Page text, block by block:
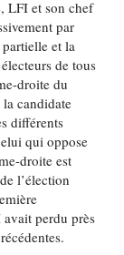
LFI et son chef
par
partielle et la
de tous
droite du
candidate
différents
qui oppose
droite est
l’élection
perdu près